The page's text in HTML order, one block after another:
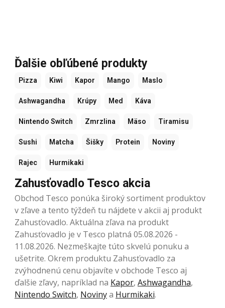
Ďalšie obľúbené produkty
Pizza Kiwi Kapor Mango Maslo
Ashwagandha Krúpy Med Káva
Nintendo Switch Zmrzlina Mäso Tiramisu
Sushi Matcha Šišky Protein Noviny
Rajec Hurmikaki
Zahusťovadlo Tesco akcia
Obchod Tesco ponúka široký sortiment produktov
v zľave a tento týždeň tu nájdete v akcii aj produkt
Zahusťovadlo. Aktuálna zľava na produkt
Zahusťovadlo je v Tesco platná 05.08.2026 -
11.08.2026. Nezmeškajte túto skvelú ponuku a
ušetrite. Okrem produktu Zahusťovadlo za
zvýhodnenú cenu objavíte v obchode Tesco aj
ďalšie zľavy, napríklad na Kapor, Ashwagandha,
Nintendo Switch, Novinya Hurmikaki.